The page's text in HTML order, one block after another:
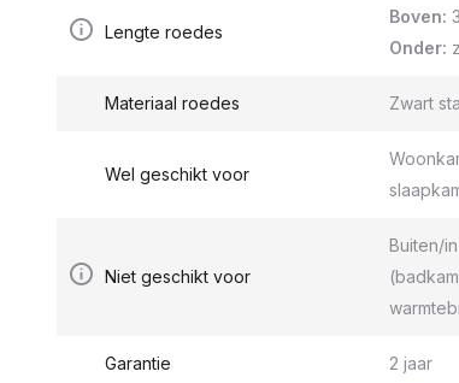
Lengte roedes
Boven:
Onder:
Materiaal roedes Zwart
Wel geschikt voor
Niet geschikt voor
Buiten/
Garantie 2 jaar